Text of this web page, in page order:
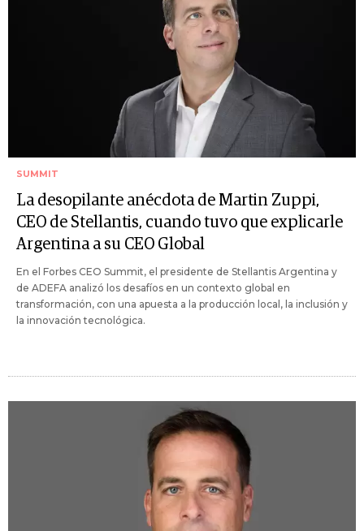
SUMMIT
La desopilante anécdota de Martin Zuppi,
CEO de Stellantis, cuando tuvo que explicarle
Argentina a su CEO Global
En el Forbes CEO Summit, el presidente de Stellantis Argentina y
de ADEFA analizó los desafíos en un contexto global en
transformación, con una apuesta a la producción local, la inclusión y
la innovación tecnológica.